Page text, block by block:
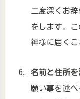
二度深くお
をします。
神様に届くこ
名前と住所を
願い事を述